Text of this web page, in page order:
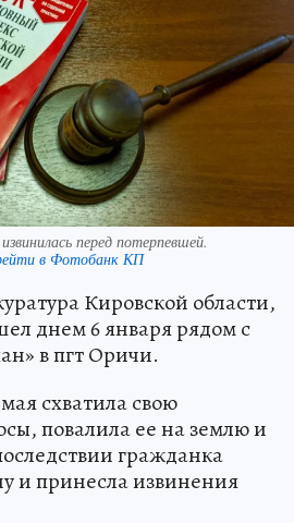
перед потерпевшей.
в Фотобанк КП
Кировской области,
днем 6 января рядом с
в пгт Оричи.
схватила свою
повалила ее на землю и
гражданка
и принесла извинения